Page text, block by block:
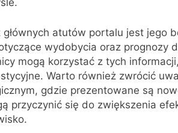
głównych atutów portalu jest jego
wydobycia oraz prognozy
mogą korzystać z tych
Warto również zwrócić
gdzie prezentowane są
przyczynić się do zwiększenia